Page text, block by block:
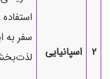
2 اسپانیایی
سفر به